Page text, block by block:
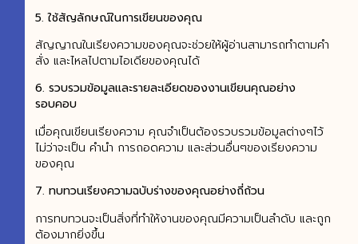
5.ใช้สัญลักษณ์ในการเขียนของคุณ
สัญญาณในเรียงความของคุณจะช่วยให้ผู้อ่านสามารถทำตามคำ
สั่ง และไหลไปตามไอเดียของคุณได้
6. รวบรวมข้อมูลและรายละเอียดของงานเขียนคุณอย่าง
รอบคอบ
เมื่อคุณเขียนเรียงความ คุณจำเป็นต้องรวบรวมข้อมูลต่างๆไว้
ไม่ว่าจะเป็น คำนำ การถอดความ และส่วนอื่นๆของเรียงความ
ของคุณ
7. ทบทวนเรียงความฉบับร่างของคุณอย่างถี่ถ้วน
การทบทวนจะเป็นสิ่งที่ทำให้งานของคุณมีความเป็นลำดับ และถูก
ต้องมากยิ่งขึ้น